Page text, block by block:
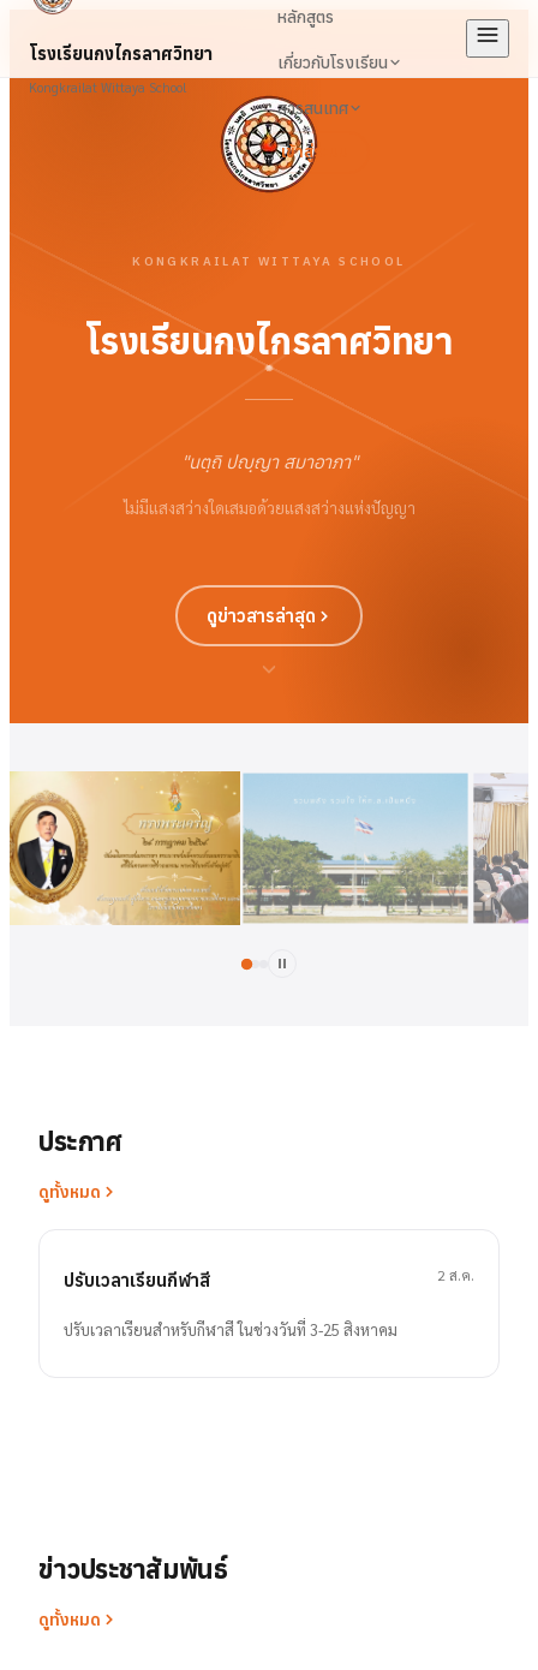
โรงเรียนกงไกรลาศวิทยา
Kongkrailat Wittaya School
หลักสูตร
เกี่ยวกับโรงเรียน
สารสนเทศ
เข้าสู่ระบบ
KONGKRAILAT WITTAYA SCHOOL
โรงเรียนกงไกรลาศวิทยา
"นตฺถิ ปญฺญา สมาอาภา"
ไม่มีแสงสว่างใดเสมอด้วยแสงสว่างแห่งปัญญา
ดูข่าวสารล่าสุด
ประกาศ
ดูทั้งหมด
ปรับเวลาเรียนกีฬาสี
ปรับเวลาเรียนสำหรับกีฬาสี ในช่วงวันที่ 3-25 สิงหาคม
2 ส.ค.
ข่าวประชาสัมพันธ์
ดูทั้งหมด